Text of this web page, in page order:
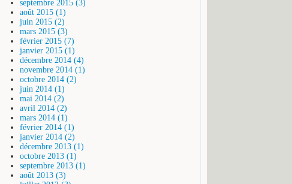
septembre 2015 (3)
août 2015 (1)
juin 2015 (2)
mars 2015 (3)
février 2015 (7)
janvier 2015 (1)
décembre 2014 (4)
novembre 2014 (1)
octobre 2014 (2)
juin 2014 (1)
mai 2014 (2)
avril 2014 (2)
mars 2014 (1)
février 2014 (1)
janvier 2014 (2)
décembre 2013 (1)
octobre 2013 (1)
septembre 2013 (1)
août 2013 (3)